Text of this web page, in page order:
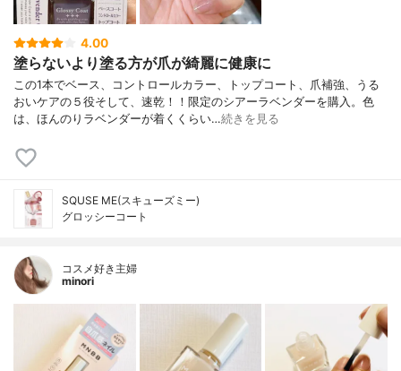
4.00
塗らないより塗る方が爪が綺麗に健康に
この1本でベース、コントロールカラー、トップコート、爪補強、うる
おいケアの５役そして、速乾！！限定のシアーラベンダーを購入。色
は、ほんのりラベンダーが着くくらい…続きを見る
SQUSE ME(スキューズミー)
グロッシーコート
コスメ好き主婦
minori